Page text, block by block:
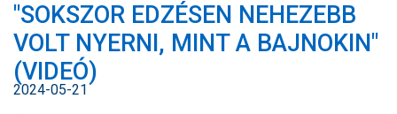
JEGYÉRTÉKESÍTÉS
WEBSHOP
STADION
EGYESÜLET
KAPCSOLAT
"SOKSZOR EDZÉSEN NEHEZEBB
VOLT NYERNI, MINT A BAJNOKIN"
(VIDEÓ)
2024-05-21